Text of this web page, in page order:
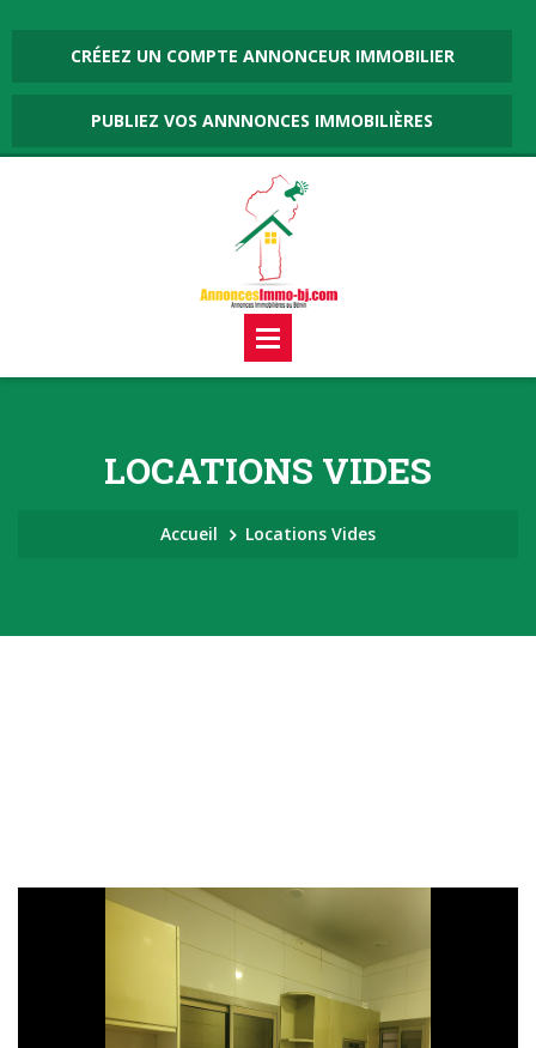
CRÉEEZ UN COMPTE ANNONCEUR IMMOBILIER
PUBLIEZ VOS ANNNONCES IMMOBILIÈRES
LOCATIONS VIDES
Accueil Locations Vides